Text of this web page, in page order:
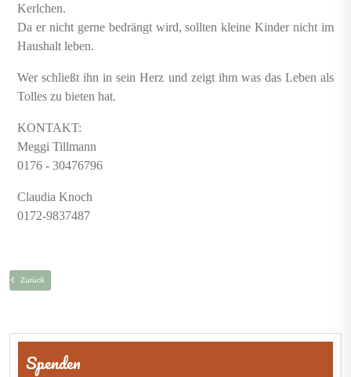
Kerlchen.
Da er nicht gerne bedrängt wird, sollten kleine Kinder nicht im
Haushalt leben.
Wer schließt ihn in sein Herz und zeigt ihm was das Leben als
Tolles zu bieten hat.
KONTAKT:
Meggi Tillmann
0176 - 30476796
Claudia Knoch
0172-9837487
Zurück
Beitragsnavigation
Spenden